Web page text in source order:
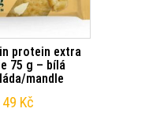
protein extra
75 g – bílá
mandle
49 Kč